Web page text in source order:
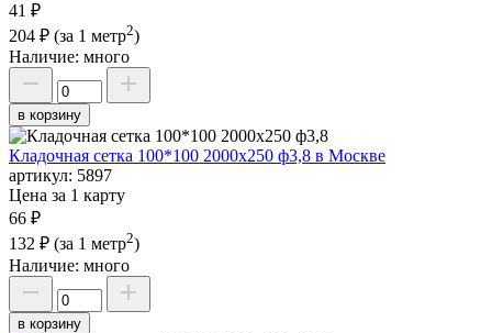
41 ₽
204 ₽ (за 1 метр2)
Наличие: много
в корзину
Кладочная сетка 100*100 2000х250 ф3,8 в Москве
артикул: 5897
Цена за 1 карту
66 ₽
132 ₽ (за 1 метр2)
Наличие: много
в корзину